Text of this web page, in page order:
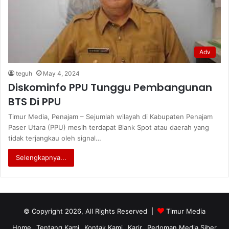
Adv
teguh May 4, 2024
Diskominfo PPU Tunggu Pembangunan
BTS Di PPU
Timur Media, Penajam – Sejumlah wilayah di Kabupaten Penajam
Paser Utara (PPU) mesih terdapat Blank Spot atau daerah yang
tidak terjangkau oleh signal…
Selengkapnya...
© Copyright 2026, All Rights Reserved |
Timur Media
Home
Tentang Kami Kontak Kami Karir Pedoman Media Siber